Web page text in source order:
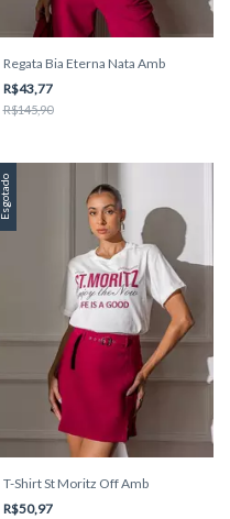
Regata Bia Eterna Nata Amb
R$43,77
R$145,90
Esgotado
T-Shirt St Moritz Off Amb
R$50,97